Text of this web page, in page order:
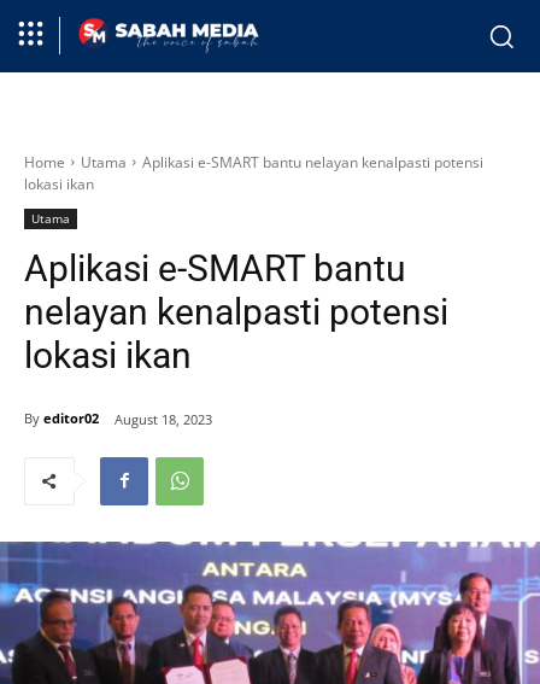
Home Utama
Aplikasi e-SMART bantu nelayan kenalpasti potensi
lokasi ikan
Utama
Aplikasi e-SMART bantu
nelayan kenalpasti potensi
lokasi ikan
By editor02 August 18, 2023